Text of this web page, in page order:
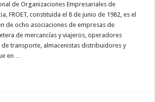
de Organizaciones Empresariales de
FROET, constituida el 8 de junio de 1982, es el
de ocho asociaciones de empresas de
de mercancías y viajeros, operadores
de transporte, almacenistas distribuidores y
en …